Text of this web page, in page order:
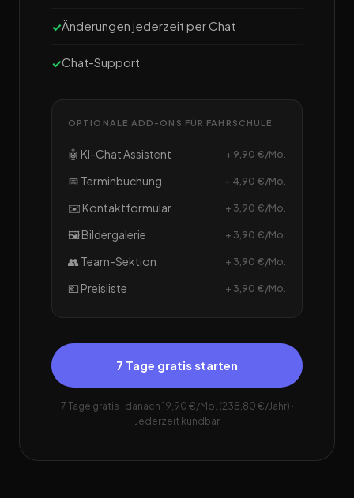
Änderungen jederzeit per Chat
Chat-Support
OPTIONALE ADD-ONS FÜR FAHRSCHULE
🤖 KI-Chat Assistent + 9,90 €/Mo.
📅 Terminbuchung + 4,90 €/Mo.
✉️ Kontaktformular + 3,90 €/Mo.
🖼️ Bildergalerie + 3,90 €/Mo.
👥 Team-Sektion + 3,90 €/Mo.
💶 Preisliste + 3,90 €/Mo.
7 Tage gratis starten
7 Tage gratis · danach 19,90 €/Mo. (238,80 €/Jahr) ·
Jederzeit kündbar